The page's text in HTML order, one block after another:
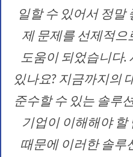
일할 수 있어서 정말
제 문제를 선제적으
도움이 되었습니다.
있나요? 지금까지의
준수할 수 있는 솔루
기업이 이해해야 할
때문에 이러한 솔루